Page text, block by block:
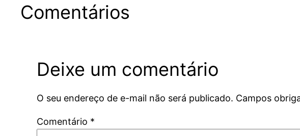
Comentários
Deixe um comentário
O seu endereço de e-mail não será publicado. Campos
Comentário *